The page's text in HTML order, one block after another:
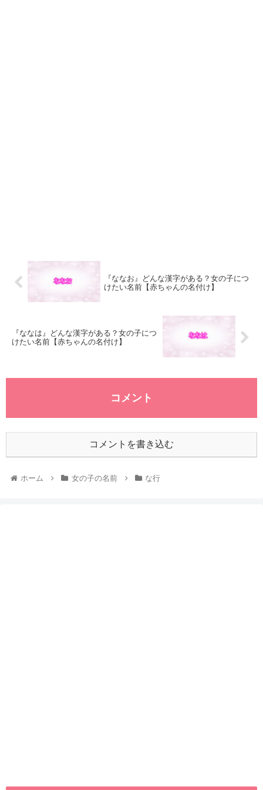
『ななお』どんな漢字がある？女の子につ
けたい名前【赤ちゃんの名付け】
『ななは』どんな漢字がある？女の子につ
けたい名前【赤ちゃんの名付け】
コメント
コメントを書き込む
ホーム 女の子の名前 な行